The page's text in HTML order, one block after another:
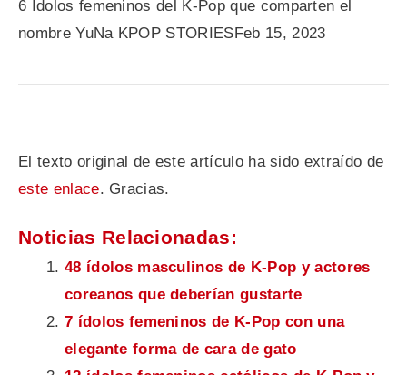
6 Ídolos femeninos del K-Pop que comparten el
nombre YuNa KPOP STORIESFeb 15, 2023
El texto original de este artículo ha sido extraído de
este enlace. Gracias.
Noticias Relacionadas:
48 ídolos masculinos de K-Pop y actores
coreanos que deberían gustarte
7 ídolos femeninos de K-Pop con una
elegante forma de cara de gato